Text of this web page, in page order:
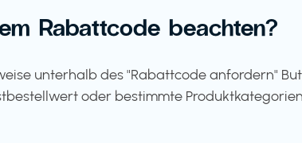
Rabattcode beachten?
unterhalb des "Rabattcode anfordern"
oder bestimmte